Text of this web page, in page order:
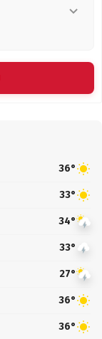
36°
33°
34°
33°
27°
36°
36°